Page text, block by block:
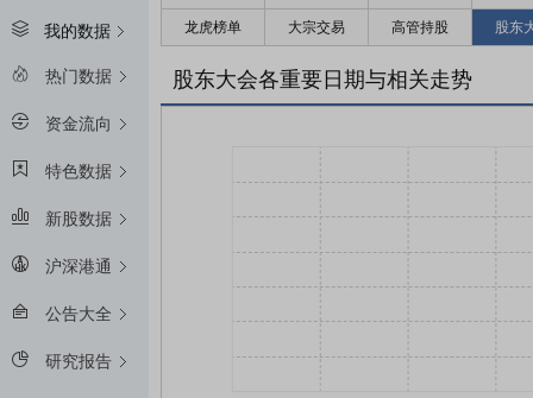
我的数据
热门数据
资金流向
特色数据
新股数据
沪深港通
公告大全
研究报告
龙虎榜单 大宗交易 高管持股 股东
股东大会各重要日期与相关走势